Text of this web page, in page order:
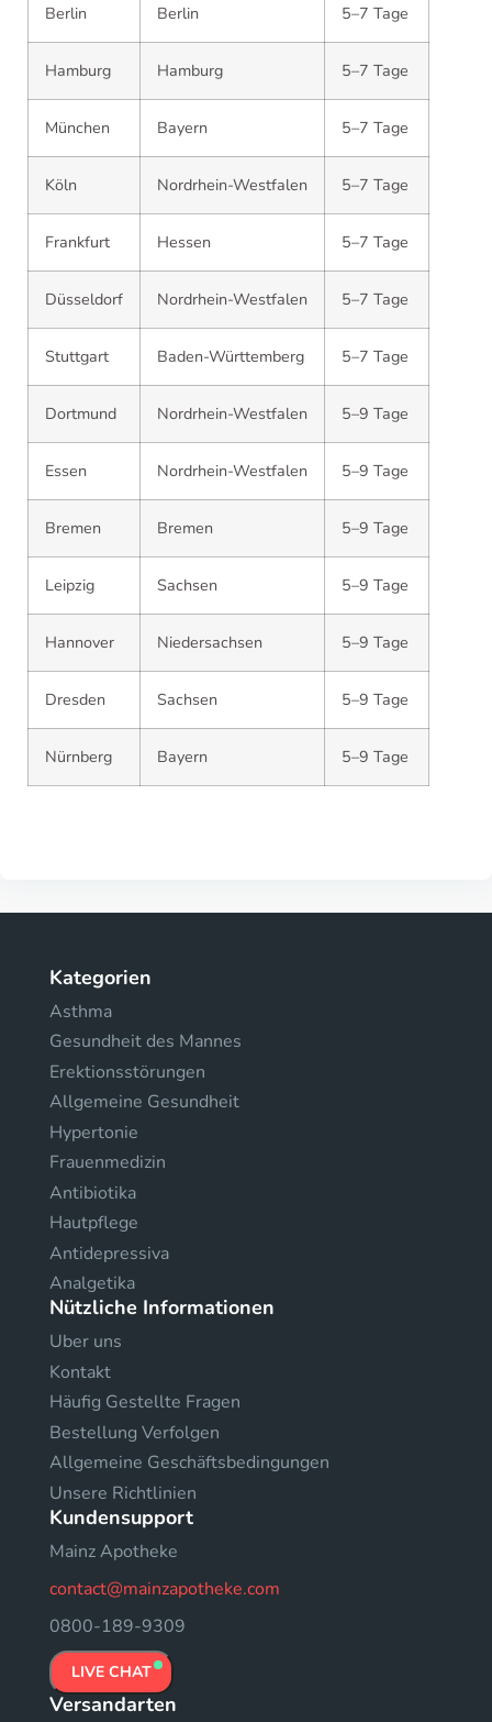
Berlin Berlin 5–7 Tage
Hamburg Hamburg 5–7 Tage
München Bayern 5–7 Tage
Köln Nordrhein-Westfalen 5–7 Tage
Frankfurt Hessen 5–7 Tage
Düsseldorf Nordrhein-Westfalen 5–7 Tage
Stuttgart Baden-Württemberg 5–7 Tage
Dortmund Nordrhein-Westfalen 5–9 Tage
Essen Nordrhein-Westfalen 5–9 Tage
Bremen Bremen 5–9 Tage
Leipzig Sachsen 5–9 Tage
Hannover Niedersachsen 5–9 Tage
Dresden Sachsen 5–9 Tage
Nürnberg Bayern 5–9 Tage
Kategorien
Asthma
Gesundheit des Mannes
Erektionsstörungen
Allgemeine Gesundheit
Hypertonie
Frauenmedizin
Antibiotika
Hautpflege
Antidepressiva
Analgetika
Nützliche Informationen
Uber uns
Kontakt
Häufig Gestellte Fragen
Bestellung Verfolgen
Allgemeine Geschäftsbedingungen
Unsere Richtlinien
Kundensupport
Mainz Apotheke
contact@mainzapotheke.com
0800-189-9309
LIVE CHAT
Versandarten